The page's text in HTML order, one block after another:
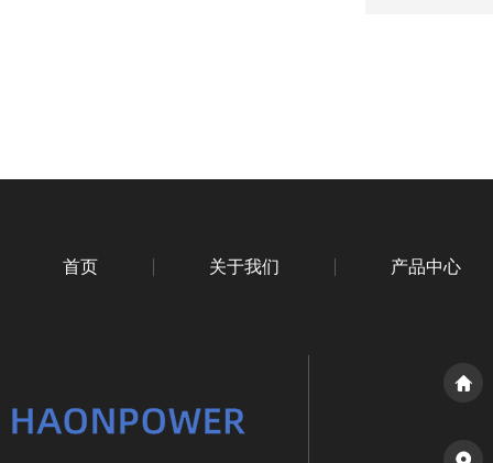
首页 关于我们 产品中心